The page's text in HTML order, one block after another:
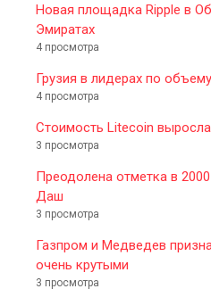
Новая площадка Ripple в
Эмиратах
4 просмотра
Грузия в лидерах по
4 просмотра
Стоимость Litecoin
3 просмотра
Преодолена отметка в
Даш
3 просмотра
Газпром и Медведев
очень крутыми
3 просмотра